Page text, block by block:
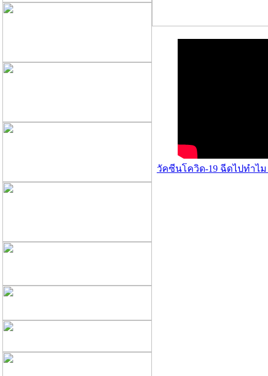
วัคซีนโควิด-19 ฉีดไปทำไม